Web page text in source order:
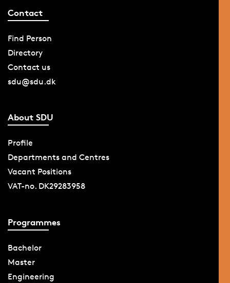
Contact
Find Person
Directory
Contact us
sdu@sdu.dk
About SDU
Profile
Departments and Centres
Vacant Positions
VAT-no. DK29283958
Programmes
Bachelor
Master
Engineering